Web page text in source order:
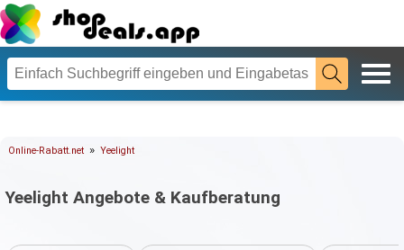
Online-Rabatt.net » Yeelight
Yeelight Angebote & Kaufberatung